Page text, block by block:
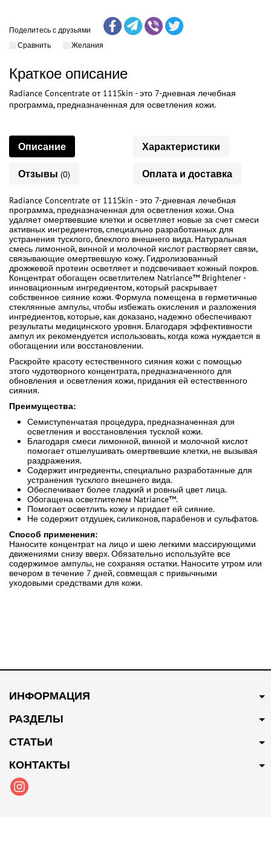
Поделитесь с друзьями
Сравнить
Желания
Краткое описание
Radiance Concentrate от 111Skin - это 7-дневная лечебная
программа, предназначенная для осветления кожи.
Описание Характеристики
Отзывы (0) Оплата и доставка
Radiance Concentrate от 111Skin - это 7-дневная лечебная
программа, предназначенная для осветления кожи. Она
удаляет омертвевшие клетки и осветляет новые за счет смеси
активных ингредиентов, специально разработанных для
устранения тусклого, блеклого внешнего вида. Натуральная
смесь лимонной, винной и молочной кислот растворяет связи,
связывающие омертвевшую кожу. Гидролизованный
дрожжевой протеин осветляет и подсвечивает кожный покров.
Концентрат обогащен осветлителем Natriance™ Brightener -
инновационным ингредиентом, который раскрывает
собственное сияние кожи. Формула помещена в герметичные
стеклянные ампулы, чтобы избежать окисления и разложения
ингредиентов, которые, как доказано, надежно обеспечивают
результаты медицинского уровня. Благодаря эффективности
ампул их рекомендуется использовать, когда кожа нуждается в
обогащении или восстановлении.
Раскройте красоту естественного сияния кожи с помощью
этого чудотворного концентрата, предназначенного для
обновления и осветления кожи, придания ей естественного
сияния.
Преимущества:
Семиступенчатая процедура, предназначенная для
осветления и восстановления тусклой кожи.
Благодаря смеси лимонной, винной и молочной кислот
помогает отшелушивать омертвевшие клетки, не вызывая
раздражения.
Содержит ингредиенты, специально разработанные для
устранения тусклого внешнего вида.
Обеспечивает более гладкий и ровный цвет лица.
Обогащена осветлителем Natriance™.
Помогает осветлить кожу и придает ей сияние.
Не содержит отдушек, силиконов, парабенов и сульфатов.
Способ применения:
Наносите концентрат на лицо и шею легкими массирующими
движениями снизу вверх. Обязательно используйте все
содержимое ампулы, не сохраняя остатки. Наносите утром или
вечером в течение 7 дней, совмещая с привычными
уходовыми средствами для кожи.
ИНФОРМАЦИЯ
РАЗДЕЛЫ
СТАТЬИ
КОНТАКТЫ